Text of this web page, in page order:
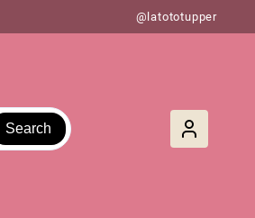
@latototupper
Search